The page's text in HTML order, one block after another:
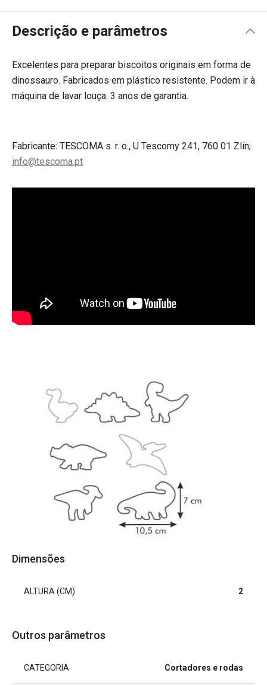
Descrição e parâmetros
Excelentes para preparar biscoitos originais em forma de
dinossauro. Fabricados em plástico resistente. Podem ir à
máquina de lavar louça. 3 anos de garantia.
Fabricante: TESCOMA s. r. o., U Tescomy 241, 760 01 Zlín;
info@tescoma.pt
Dimensões
ALTURA (CM) 2
Outros parâmetros
CATEGORIA Cortadores e rodas